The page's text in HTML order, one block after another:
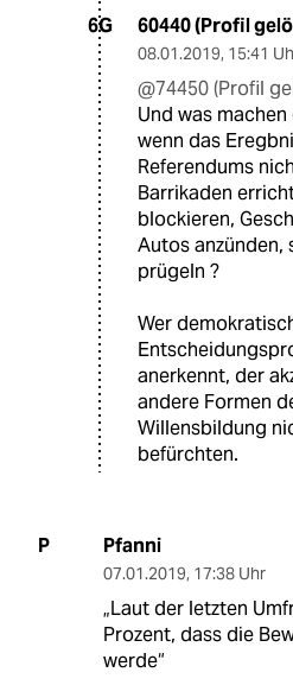
6G 60440 (Profil
08.01.2019, 15:41
@74450 (Profil
Und was
wenn das
Referendums
Barrikaden
blockieren,
Autos anzünden,
prügeln ?
Wer
anerkennt, der
andere Formen
Willensbildung
befürchten.
P Pfanni
07.01.2019, 17:38 Uhr
„Laut der letzten
Prozent, dass die
werde“